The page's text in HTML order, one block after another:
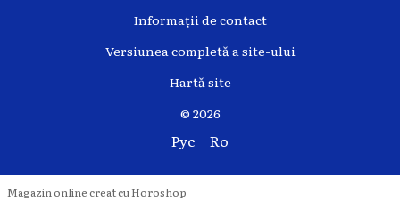
Informații de contact
Versiunea completă a site-ului
Hartă site
© 2026
Рус Ro
Magazin online creat cu Horoshop